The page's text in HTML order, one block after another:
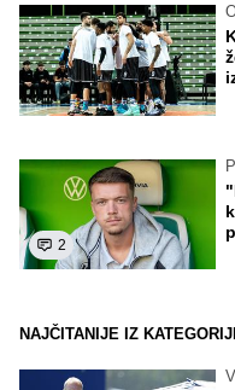
2
NAJČITANIJE IZ